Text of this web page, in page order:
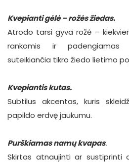
Kvepianti gėlė – rožės žiedas.
Atrodo tarsi gyva rožė –
rankomis ir padengiamas
suteikiančia tikro žiedo lietimo
Kvepiantis kutas.
Subtilus akcentas, kuris
papildo erdvę jaukumu.
Purškiamas namų kvapas.
Skirtas atnaujinti ar sustiprinti